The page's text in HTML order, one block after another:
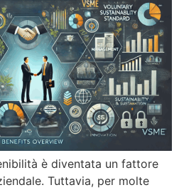
è diventata un fattore
Tuttavia, per molte